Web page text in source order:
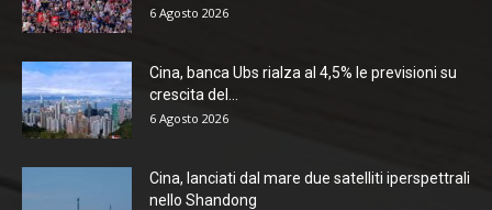
6 Agosto 2026
Cina, banca Ubs rialza al 4,5% le previsioni su
crescita del...
6 Agosto 2026
Cina, lanciati dal mare due satelliti iperspettrali
nello Shandong